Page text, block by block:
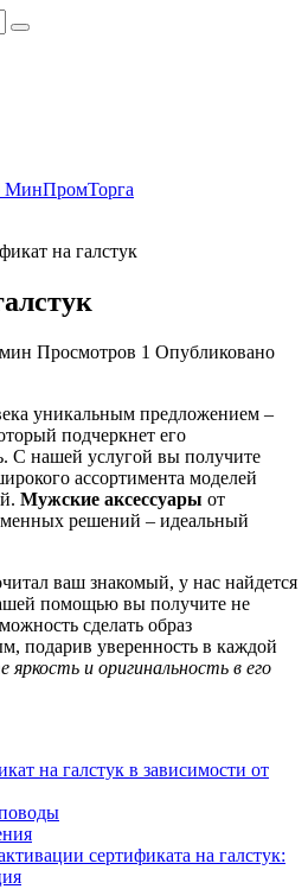
МинПромТорга
на галстук
Просмотров 1 Опубликовано
уникальным предложением –
подчеркнет его
С нашей услугой вы получите
ассортимента моделей
Мужские аксессуары от
решений – идеальный
ваш знакомый, у нас найдется
помощью вы получите не
сделать образ
подарив уверенность в каждой
яркость и оригинальность в его
на галстук в зависимости от
сертификата на галстук: